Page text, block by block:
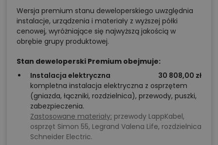
parametrach,
optymalizacja kosztów budowy domu według
tego projektu,
informacje szczegółowe - np. wymiary
pomieszczeń, instalacje, materiały?
Zadzwoń52 384 49 90lub NAPISZ
Wersja premium stanu deweloperskiego uwzględnia
instalacje, urządzenia i materiały z wyższej półki
cenowej, wyróżniające się najwyższą jakością w
obrębie grupy produktowej.
Stan deweloperski Premium obejmuje:
Instalacja elektryczna
30 808,00 zł
kompletna instalacja elektryczna z osprzętem
(gniazda, łączniki, rozdzielnica), przewody, puszki,
zabezpieczenia.
Zastosowane materiały: przewody LappKabel,
osprzęt Simon 55, Legrand Valena Life, rozdzielnica
Schneider Electric.